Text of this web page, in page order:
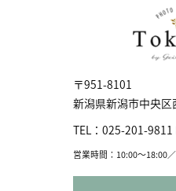
〒951-8101
新潟県新潟市中央
TEL： 025-201-9811
営業時間：10:00〜18:00